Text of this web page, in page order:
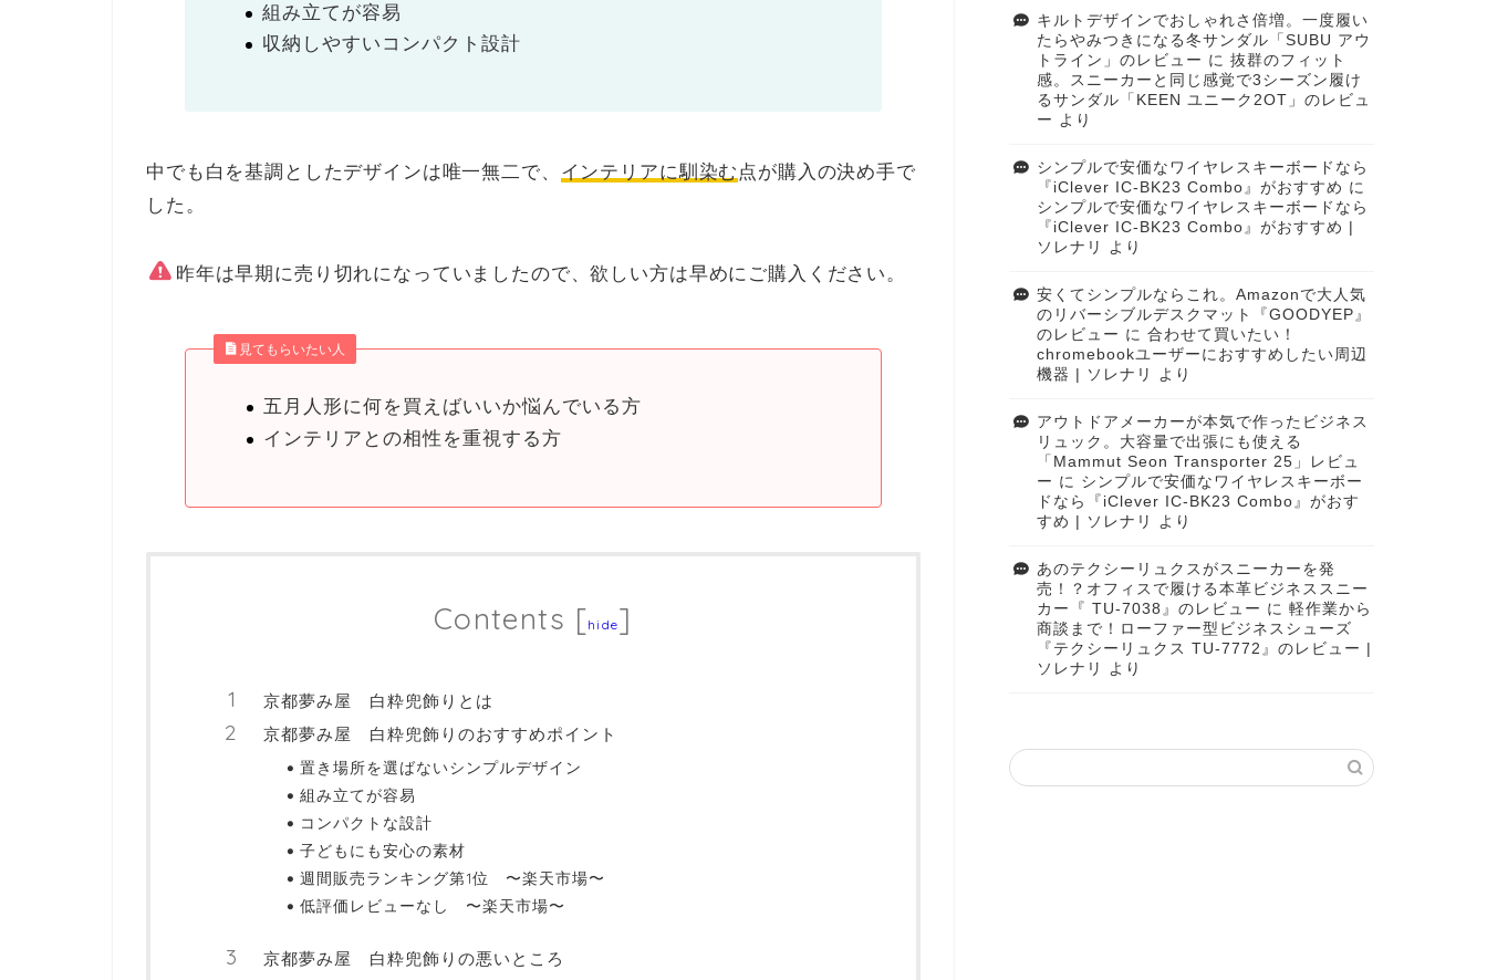
組み立てが容易
収納しやすいコンパクト設計
中でも白を基調としたデザインは唯一無二で、 インテリアに馴染む 点が購入の決め手で
した。
昨年は早期に売り切れになっていましたので、欲しい方は早めにご購入ください。
見てもらいたい人
五月人形に何を買えばいいか悩んでいる方
インテリアとの相性を重視する方
Contents [hide]
京都夢み屋 白粋兜飾りとは
京都夢み屋 白粋兜飾りのおすすめポイント
置き場所を選ばないシンプルデザイン
組み立てが容易
コンパクトな設計
子どもにも安心の素材
週間販売ランキング第1位 〜楽天市場〜
低評価レビューなし 〜楽天市場〜
京都夢み屋 白粋兜飾りの悪いところ
キルトデザインでおしゃれさ倍増。一度履い
たらやみつきになる冬サンダル「SUBU アウ
トライン」のレビュー に 抜群のフィット
感。スニーカーと同じ感覚で3シーズン履け
るサンダル「KEEN ユニーク2OT」のレビュ
ー より
シンプルで安価なワイヤレスキーボードなら
『iClever IC-BK23 Combo』がおすすめ に
シンプルで安価なワイヤレスキーボードなら
『iClever IC-BK23 Combo』がおすすめ |
ソレナリ
より
安くてシンプルならこれ。Amazonで大人気
のリバーシブルデスクマット『GOODYEP』
のレビュー に 合わせて買いたい！
chromebookユーザーにおすすめしたい周辺
機器 | ソレナリ
より
アウトドアメーカーが本気で作ったビジネス
リュック。大容量で出張にも使える
「Mammut Seon Transporter 25」レビュ
ー に シンプルで安価なワイヤレスキーボー
ドなら『iClever IC-BK23 Combo』がおす
すめ | ソレナリ
より
あのテクシーリュクスがスニーカーを発
売！？オフィスで履ける本革ビジネススニー
カー『 TU-7038』のレビュー に 軽作業から
商談まで！ローファー型ビジネスシューズ
『テクシーリュクス TU-7772』のレビュー |
ソレナリ
より